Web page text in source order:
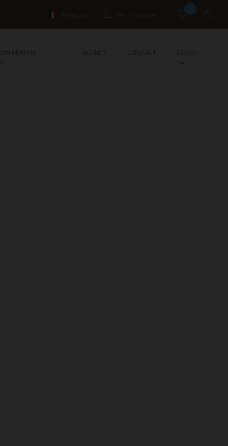
Mon Compte
BIEN EN
AGENCE CONTACT
COVID-
19